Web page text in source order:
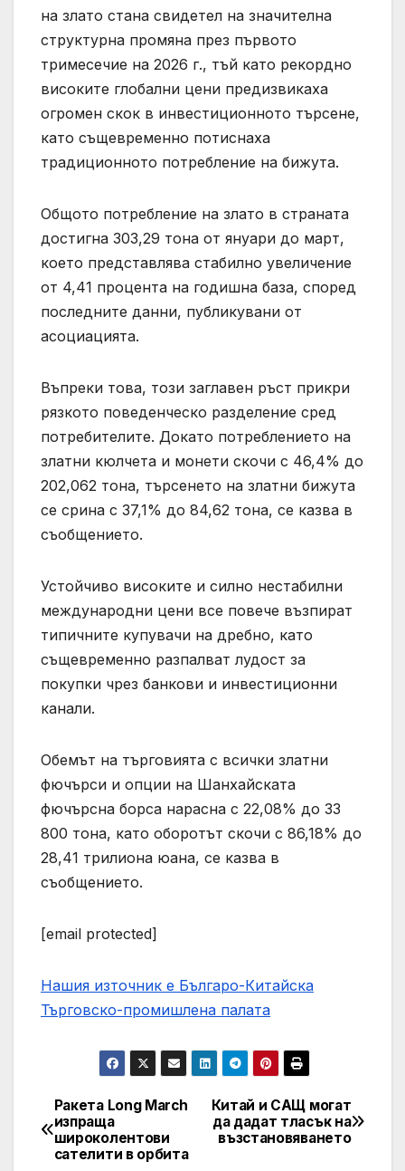
на злато стана свидетел на значителна
структурна промяна през първото
тримесечие на 2026 г., тъй като рекордно
високите глобални цени предизвикаха
огромен скок в инвестиционното търсене,
като същевременно потиснаха
традиционното потребление на бижута.
Общото потребление на злато в страната
достигна 303,29 тона от януари до март,
което представлява стабилно увеличение
от 4,41 процента на годишна база, според
последните данни, публикувани от
асоциацията.
Въпреки това, този заглавен ръст прикри
рязкото поведенческо разделение сред
потребителите. Докато потреблението на
златни кюлчета и монети скочи с 46,4% до
202,062 тона, търсенето на златни бижута
се срина с 37,1% до 84,62 тона, се казва в
съобщението.
Устойчиво високите и силно нестабилни
международни цени все повече възпират
типичните купувачи на дребно, като
същевременно разпалват лудост за
покупки чрез банкови и инвестиционни
канали.
Обемът на търговията с всички златни
фючърси и опции на Шанхайската
фючърсна борса нарасна с 22,08% до 33
800 тона, като оборотът скочи с 86,18% до
28,41 трилиона юана, се казва в
съобщението.
[email protected]
Нашия източник е Българо-Китайска
Търговско-промишлена палaта
Post
navigation
Китай и САЩ могат
да дадат тласък на
възстановяването
Ракета Long March
изпраща
широколентови
сателити в орбита